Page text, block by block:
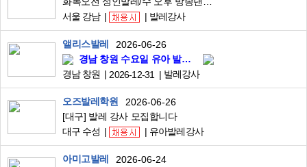
서울 강남
발레강사
앨리스발레
2026-06-26
경남 창원 수요일 유아 발레 강사 모집(전사매출2위센터)
경남 창원
2026-12-31 발레강사
오즈발레학원
2026-06-26
[대구] 발레 강사 모집합니다
대구 수성
유아발레강사
아미고발레
2026-06-24